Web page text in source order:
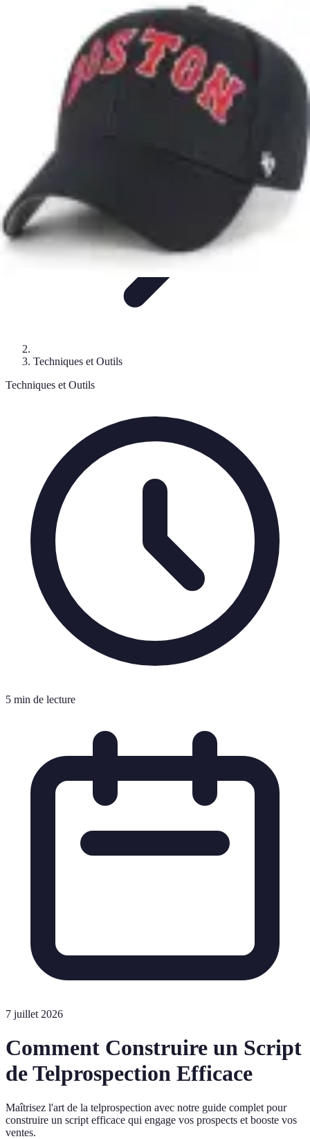
Stratégies de Telprospection
Stratégies et
Formation et DéveloppementAnalyse et Évaluation
Tel Prospection
Techniques et Outils
Techniques et Outils
5 min de lecture
7 juillet 2026
Comment Construire un Script
de Telprospection Efficace
Maîtrisez l'art de la telprospection avec notre guide complet pour
construire un script efficace qui engage vos prospects et booste vos
ventes.